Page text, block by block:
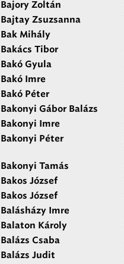
Bajory Zoltán
Bajtay Zsuzsanna
Bak Mihály
Bakács Tibor
Bakó Gyula
Bakó Imre
Bakó Péter
Bakonyi Gábor Balázs
Bakonyi Imre
Bakonyi Péter
Bakonyi Tamás
Bakos József
Bakos József
Balásházy Imre
Balaton Károly
Balázs Csaba
Balázs Judit